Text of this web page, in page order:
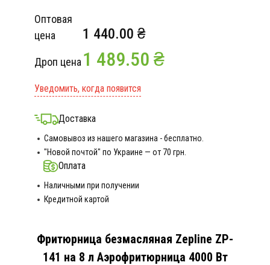
Оптовая
цена
1 440.00 ₴
Дроп цена 1 489.50 ₴
Уведомить, когда появится
Доставка
Самовывоз из нашего магазина - бесплатно.
"Новой почтой" по Украине — от 70 грн.
Оплата
Наличными при получении
Кредитной картой
Фритюрница безмасляная Zepline ZP-
141 на 8 л Аэрофритюрница 4000 Вт